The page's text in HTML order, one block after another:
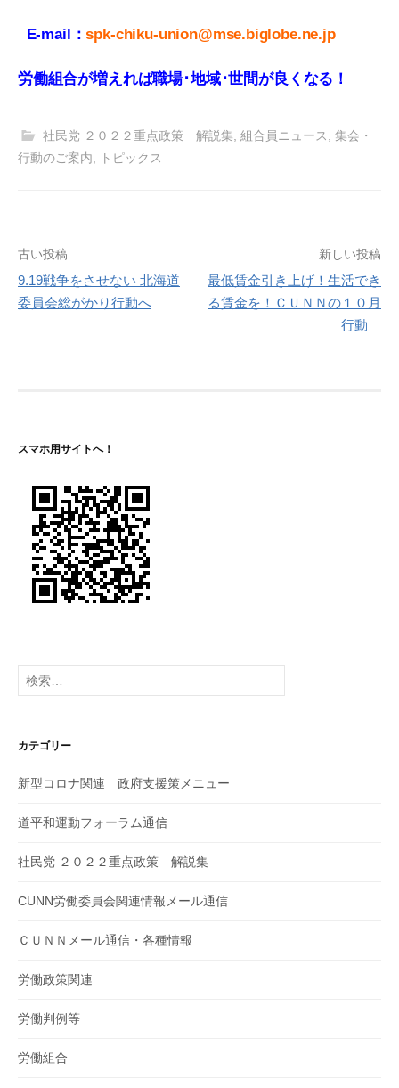
E-mail：spk-chiku-union@mse.biglobe.ne.jp
労働組合が増えれば職場･地域･世間が良くなる！
社民党 ２０２２重点政策 解説集, 組合員ニュース, 集会・
行動のご案内
トピックス
投
稿
シ
ョ
ン
古い投稿
9.19戦争をさせない 北海道
委員会総がかり行動へ
新しい投稿
最低賃金引き上げ！生活でき
る賃金を！ＣＵＮＮの１０月
行動
スマホ用サイトへ！
検
索:
カテゴリー
新型コロナ関連 政府支援策メニュー
道平和運動フォーラム通信
社民党 ２０２２重点政策 解説集
CUNN労働委員会関連情報メール通信
ＣＵＮＮメール通信・各種情報
労働政策関連
労働判例等
労働組合